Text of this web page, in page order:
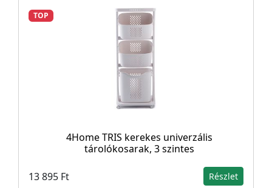
TOP
4Home TRIS kerekes univerzális
tárolókosarak, 3 szintes
13 895 Ft Részlet